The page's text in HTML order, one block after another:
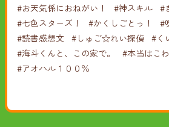
#お天気係におねがい！
#神スキル #
#七色スターズ！
#かくしごとっ！
#
#読書感想文
#しゅご☆れい探偵 #く
#海斗くんと、この家で。
#本当はこ
#アオハル１００％